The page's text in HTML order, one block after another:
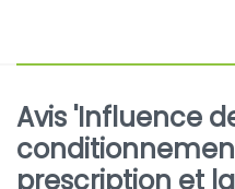
Avis 'Influence
prescription et